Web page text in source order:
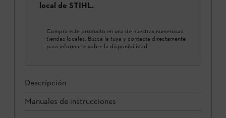
local de STIHL.
Compra este producto en una de nuestras numerosas
tiendas locales. Busca la tuya y contacta directamente
para informarte sobre la disponibilidad.
Descripción
Manuales de instrucciones